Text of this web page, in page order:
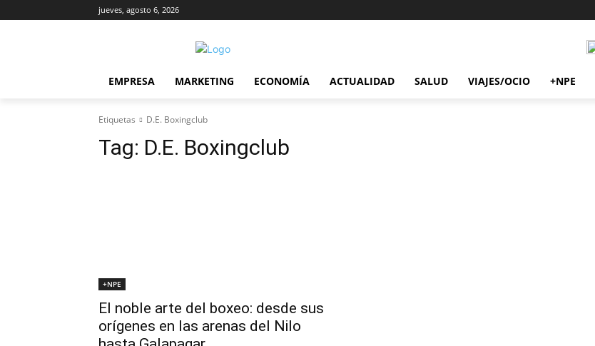
jueves, agosto 6, 2026
EMPRESA MARKETING ECONOMÍA ACTUALIDAD SALUD VIAJES/OCIO +NPE
Etiquetas D.E. Boxingclub
Tag: D.E. Boxingclub
+NPE
El noble arte del boxeo: desde sus
orígenes en las arenas del Nilo